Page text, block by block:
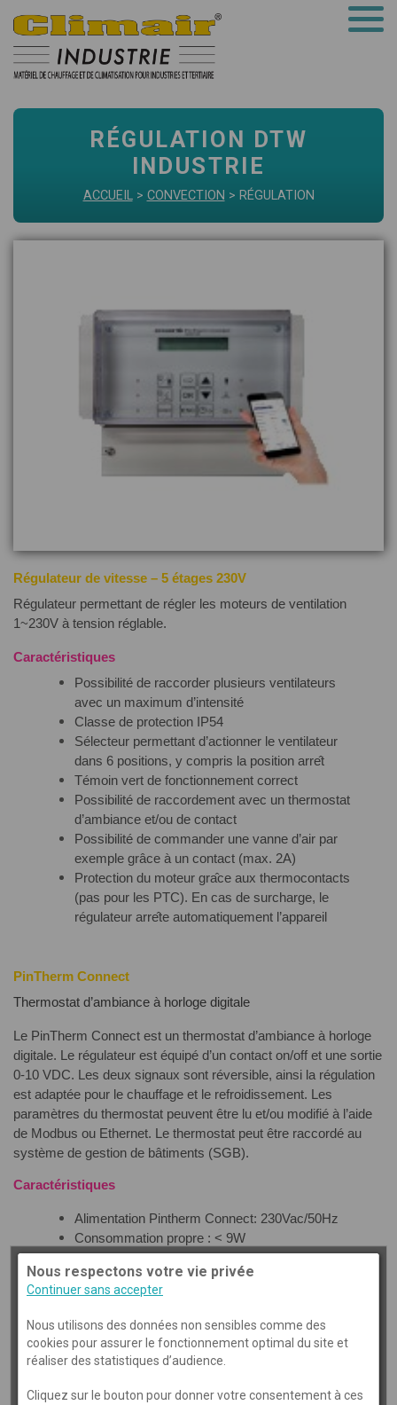
RÉGULATION DTW
INDUSTRIE
ACCUEIL> CONVECTION > RÉGULATION
Régulateur de vitesse – 5 étages 230V
Régulateur permettant de régler les moteurs de ventilation
1~230V à tension réglable.
Caractéristiques
Possibilité de raccorder plusieurs ventilateurs
avec un maximum d’intensité
Classe de protection IP54
Sélecteur permettant d’actionner le ventilateur
dans 6 positions, y compris la position arret
Témoin vert de fonctionnement correct
Possibilité de raccordement avec un thermostat
d’ambiance et/ou de contact
Possibilité de commander une vanne d’air par
exemple grâce à un contact (max. 2A)
Protection du moteur grace aux thermocontacts
(pas pour les PTC). En cas de surcharge, le
régulateur arrete automatiquement l ’appareil
PinTherm Connect
Thermostat d’ambiance à horloge digitale
Le PinTherm Connect est un thermostat d’ambiance à horloge
digitale. Le régulateur est équipé d’un contact on/off et une sortie
0-10 VDC. Les deux signaux sont réversible, ainsi la régulation
est adaptée pour le chauffage et le refroidissement. Les
paramètres du thermostat peuvent être lu et/ou modifié à l’aide
de Modbus ou Ethernet. Le thermostat peut être raccordé au
système de gestion de bâtiments (SGB).
Caractéristiques
Alimentation Pintherm Connect: 230Vac/50Hz
Consommation propre : < 9W
Horloge : 24 heures avec passage automatique
heure d’été / heure d’hiver
Programmes de réglage : 3 programmes par jour
Plage de réglage différentielle : 0,1 – 3K
Dimensions: 166 x 160 x 106mm (Lxlxh)
Poids: 880 gramme
Environnement d’installation:
Nous respectons votre vie privée
Continuer sans accepter
Nous utilisons des données non sensibles comme des
cookies pour assurer le fonctionnement optimal du site et
réaliser des statistiques d’audience.
Cliquez sur le bouton pour donner votre consentement à ces